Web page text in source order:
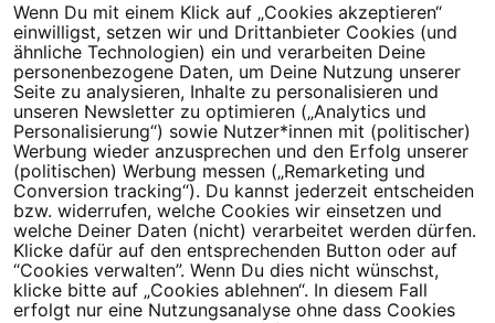
Dein Engagement macht den Unterschied. Schließe Dich 4,5
Millionen Menschen an.
Newsletter bestellen
Campact e.V.
IBAN DE95 2‍5‍1‍2 0‍5‍1‍0 6‍9‍8‍0 0‍0‍0‍0 0‍0
SozialBank
Direkt online spenden
Wenn Du mit einem Klick auf „Cookies akzeptieren“
einwilligst, setzen wir und Drittanbieter Cookies (und
ähnliche Technologien) ein und verarbeiten Deine
personenbezogene Daten, um Deine Nutzung unserer
Seite zu analysieren, Inhalte zu personalisieren und
unseren Newsletter zu optimieren („Analytics und
Personalisierung“) sowie Nutzer*innen mit (politischer)
Werbung wieder anzusprechen und den Erfolg unserer
(politischen) Werbung messen („Remarketing und
Conversion tracking“). Du kannst jederzeit entscheiden
bzw. widerrufen, welche Cookies wir einsetzen und
welche Deiner Daten (nicht) verarbeitet werden dürfen.
Klicke dafür auf den entsprechenden Button oder auf
“Cookies verwalten”. Wenn Du dies nicht wünschst,
klicke bitte auf „Cookies ablehnen“. In diesem Fall
erfolgt nur eine Nutzungsanalyse ohne dass Cookies